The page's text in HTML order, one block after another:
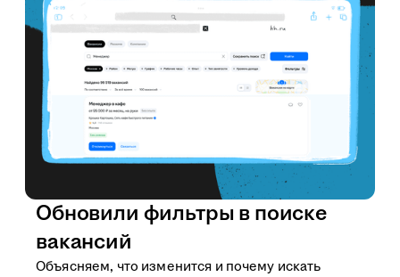
Обновили фильтры в поиске
вакансий
Объясняем, что изменится и почему искать